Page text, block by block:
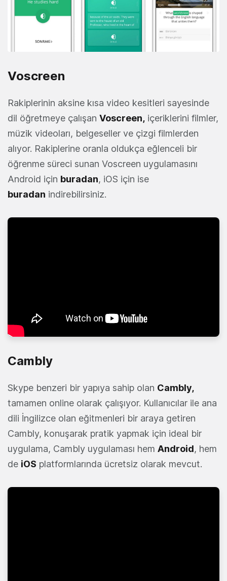
Voscreen
Rakiplerinin aksine kısa video kesitleri sayesinde
dil öğretmeye çalışan Voscreen, içeriklerini filmler,
müzik videoları, belgeseller ve çizgi filmlerden
alıyor. Rakiplerine oranla oldukça eğlenceli bir
öğrenme süreci sunan Voscreen uygulamasını
Android için buradan, iOS için ise
buradan indirebilirsiniz.
Cambly
Skype benzeri bir yapıya sahip olan Cambly,
tamamen online olarak çalışıyor. Kullanıcılar ile ana
dili İngilizce olan eğitmenleri bir araya getiren
Cambly, konuşarak pratik yapmak için ideal bir
uygulama, Cambly uygulaması hem Android, hem
de iOS platformlarında ücretsiz olarak mevcut.